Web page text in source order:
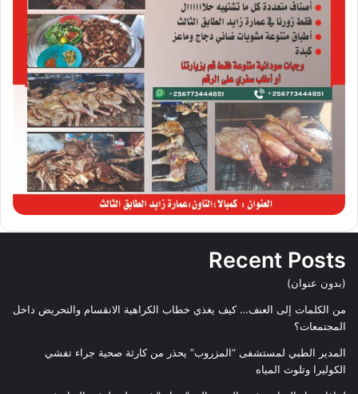
Recent Posts
(بدون عنوان)
من الكلمات إلى العنف… كيف يغذي خطاب الكراهية الانقسام والتحريض داخل
المجتمعات؟
المدير الطبي لمستشفى “المزروب” يحذر من كارثة صحية جراء تفشي
الكوليرا وتلوث المياه